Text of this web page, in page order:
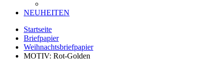
NEUHEITEN
Startseite
Briefpapier
Weihnachtsbriefpapier
MOTIV: Rot-Golden